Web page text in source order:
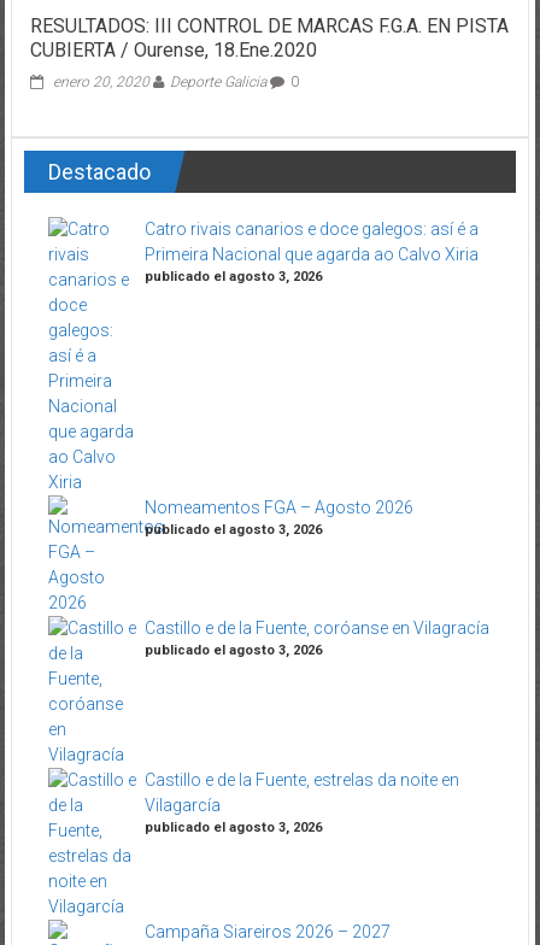
RESULTADOS: III CONTROL DE MARCAS F.G.A. EN PISTA
CUBIERTA / Ourense, 18.Ene.2020
enero 20, 2020 Deporte Galicia 0
Destacado
Catro rivais canarios e doce galegos: así é a
Primeira Nacional que agarda ao Calvo Xiria
publicado el agosto 3, 2026
Nomeamentos FGA – Agosto 2026
publicado el agosto 3, 2026
Castillo e de la Fuente, coróanse en Vilagracía
publicado el agosto 3, 2026
Castillo e de la Fuente, estrelas da noite en
Vilagarcía
publicado el agosto 3, 2026
Campaña Siareiros 2026 – 2027